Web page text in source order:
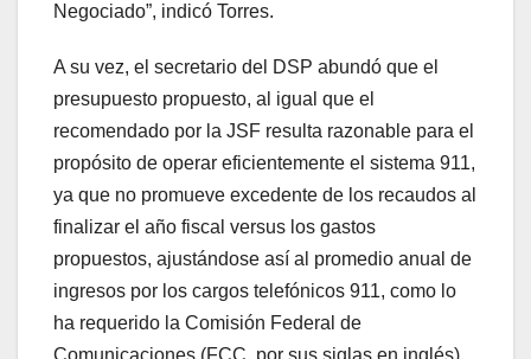
Negociado”, indicó Torres.
A su vez, el secretario del DSP abundó que el
presupuesto propuesto, al igual que el
recomendado por la JSF resulta razonable para el
propósito de operar eficientemente el sistema 911,
ya que no promueve excedente de los recaudos al
finalizar el año fiscal versus los gastos
propuestos, ajustándose así al promedio anual de
ingresos por los cargos telefónicos 911, como lo
ha requerido la Comisión Federal de